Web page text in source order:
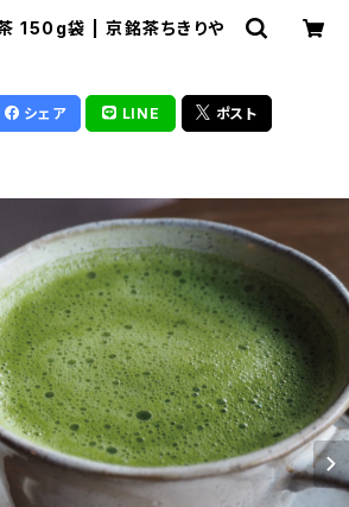
150g袋 | 京銘茶ちきりや
シェア LINE ポスト